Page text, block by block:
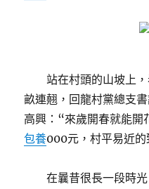
站在村頭的山坡上
畝連翹，回龍村黨總支
高興：“來歲開春就能開
包養000元，村平易近
在曩昔很長一段時